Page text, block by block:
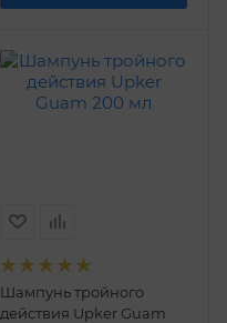
Шампунь тройного
действия Upker Guam